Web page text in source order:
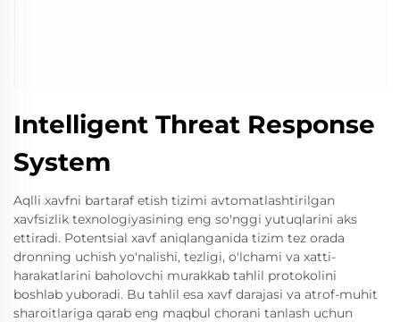
Intelligent Threat Response
System
Aqlli xavfni bartaraf etish tizimi avtomatlashtirilgan
xavfsizlik texnologiyasining eng so'nggi yutuqlarini aks
ettiradi. Potentsial xavf aniqlanganida tizim tez orada
dronning uchish yo'nalishi, tezligi, o'lchami va xatti-
harakatlarini baholovchi murakkab tahlil protokolini
boshlab yuboradi. Bu tahlil esa xavf darajasi va atrof-muhit
sharoitlariga qarab eng maqbul chorani tanlash uchun